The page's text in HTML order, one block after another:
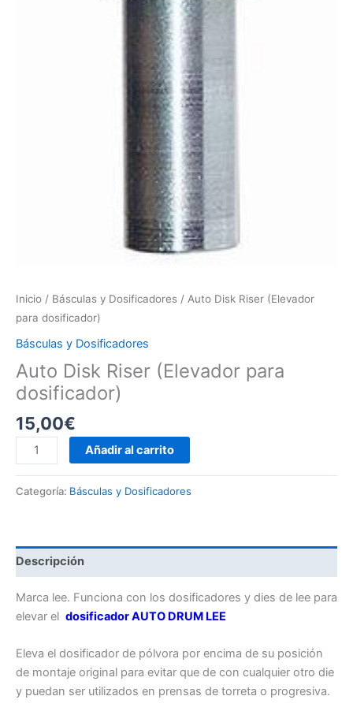
Inicio / Básculas y Dosificadores / Auto Disk Riser (Elevador
para dosificador)
Básculas y Dosificadores
Auto Disk Riser (Elevador para
dosificador)
15,00€
Auto
Disk
(Elevador
cantidad
Añadir al carrito
Categoría: Básculas y Dosificadores
Descripción
Marca lee. Funciona con los dosificadores y dies de lee para
elevar el dosificador AUTO DRUM LEE
Eleva el dosificador de pólvora por encima de su posición
de montaje original para evitar que de con cualquier otro die
y puedan ser utilizados en prensas de torreta o progresiva.